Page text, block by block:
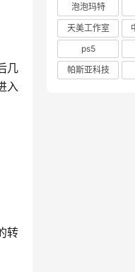
几
入
转
泡泡玛特
天美工作室
ps5
帕斯亚科技